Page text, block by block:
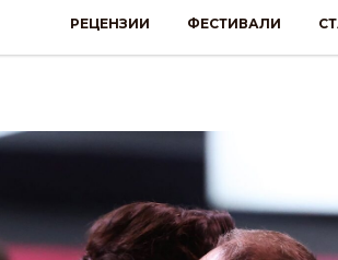
РЕЦЕНЗИИ ФЕСТИВАЛИ